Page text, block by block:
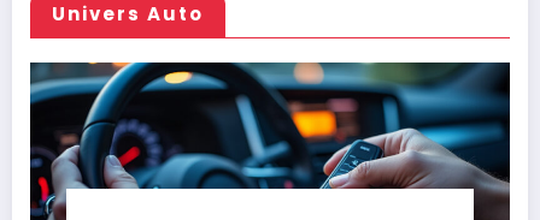
Univers Auto